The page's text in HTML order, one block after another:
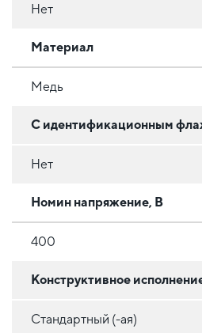
Нет
Материал
Медь
С идентификационным
Нет
Номин напряжение, В
400
Конструктивное
Стандартный (-ая)